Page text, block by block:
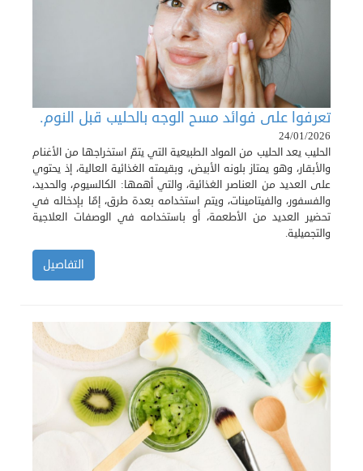
تعرفوا على فوائد مسح الوجه بالحليب قبل النوم.
24/01/2026
الحليب يعد الحليب من المواد الطبيعية التي يتمّ استخراجها من الأغنام
والأبقار، وهو يمتاز بلونه الأبيض، وبقيمته الغذائية العالية، إذ يحتوي
على العديد من العناصر الغذائية، والتي أهمها: الكالسيوم، والحديد،
والفسفور، والفيتامينات، ويتم استخدامه بعدة طرق، إمّا بإدخاله في
تحضير العديد من الأطعمة، أو باستخدامه في الوصفات العلاجية
والتجميلية.
التفاصيل